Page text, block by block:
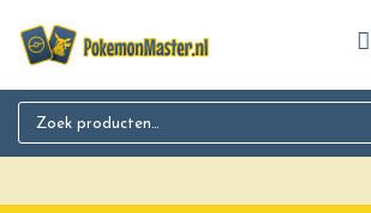
Search for: